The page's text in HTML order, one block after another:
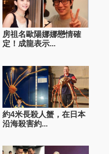
房祖名歐陽娜娜戀情確
定！成龍表示...
約4米長殺人蟹，在日本
沿海殺害約...